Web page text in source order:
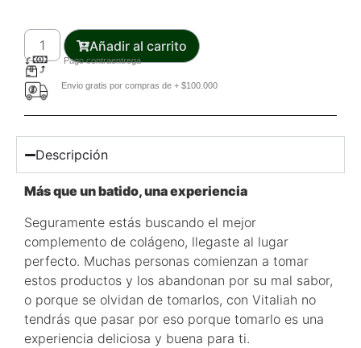
Añadir al carrito
Pago contraentrega
Envio gratis por compras de + $100.000
Descripción
Más que un batido, una experiencia
Seguramente estás buscando el mejor
complemento de colágeno, llegaste al lugar
perfecto. Muchas personas comienzan a tomar
estos productos y los abandonan por su mal sabor,
o porque se olvidan de tomarlos, con Vitaliah no
tendrás que pasar por eso porque tomarlo es una
experiencia deliciosa y buena para ti.